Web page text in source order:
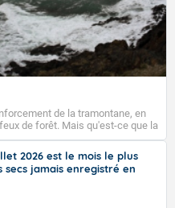
de la tramontane, en
de forêt. Mais qu'est-ce que la
? La tramontane est un
ouest à nord, ou ouest à nord-
à la vallée de l’Aude et à
vent vient du latin trasmontanus,
aux régions montagneuses
2026 est le mois le plus
secs jamais enregistré en